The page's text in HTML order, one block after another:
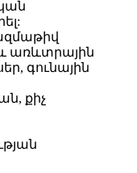
առևտրային
գունային
քիչ